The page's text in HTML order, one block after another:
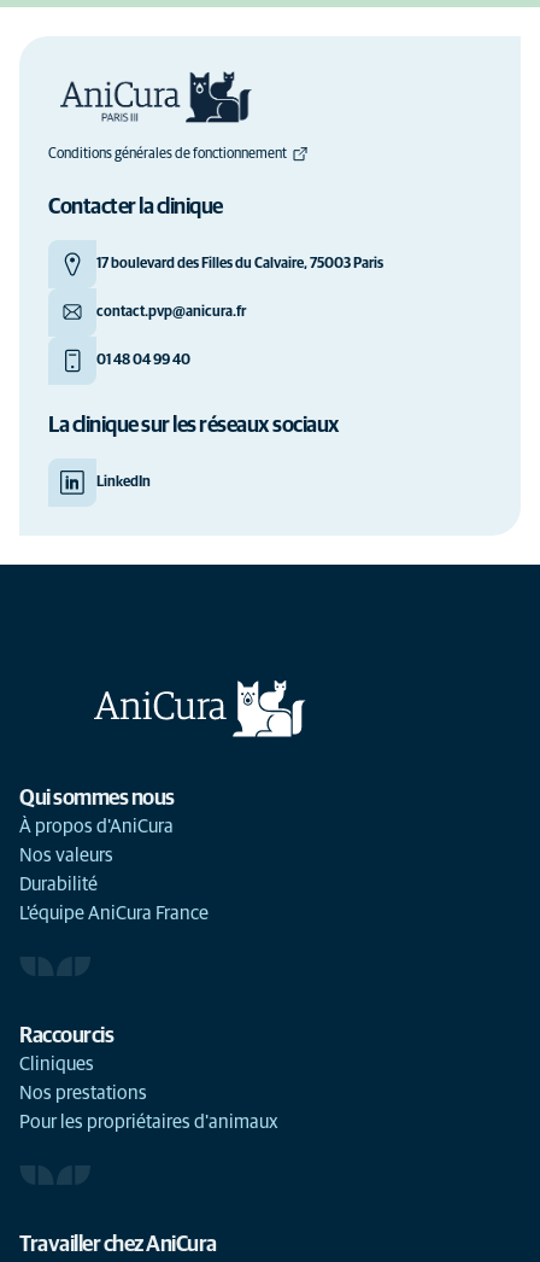
Conditions générales de fonctionnement
Contacter la clinique
17 boulevard des Filles du Calvaire, 75003 Paris
contact.pvp@anicura.fr
01 48 04 99 40
La clinique sur les réseaux sociaux
LinkedIn
Qui sommes nous
À propos d'AniCura
Nos valeurs
Durabilité
L'équipe AniCura France
Raccourcis
Cliniques
Nos prestations
Pour les propriétaires d'animaux
Travailler chez AniCura